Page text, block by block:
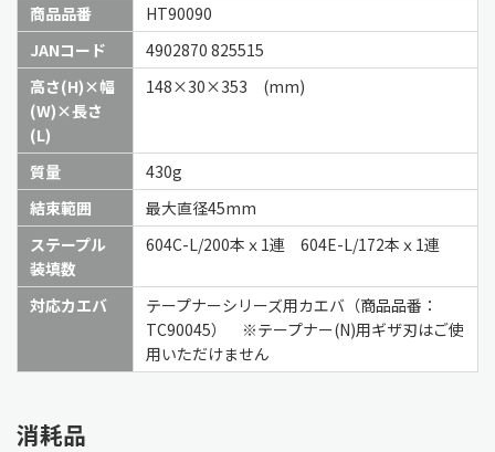
商品品番
HT90090
JANコード
4902870 825515
高さ(H)×幅
(W)×長さ
(L)
148×30×353 (mm)
質量
430g
結束範囲
最大直径45mm
ステープル
装填数
604C-L/200本ｘ1連 604E-L/172本ｘ1連
対応カエバ
テープナーシリーズ用カエバ（商品品番：
TC90045） ※テープナー(N)用ギザ刃はご使
用いただけません
消耗品